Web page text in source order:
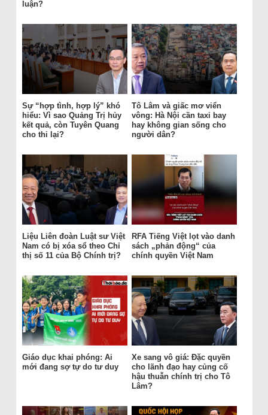
luận?
Sự “hợp tình, hợp lý” khó
hiểu: Vì sao Quảng Trị hủy
kết quả, còn Tuyên Quang
cho thi lại?
Tô Lâm và giấc mơ viển
vông: Hà Nội cần taxi bay
hay không gian sống cho
người dân?
Liệu Liên đoàn Luật sư Việt
Nam có bị xóa sổ theo Chỉ
thị số 11 của Bộ Chính trị?
RFA Tiếng Việt lọt vào danh
sách „phản động“ của
chính quyền Việt Nam
Giáo dục khai phóng: Ai
mới đang sợ tự do tư duy
Xe sang vô giá: Đặc quyền
cho lãnh đạo hay củng cố
hậu thuẫn chính trị cho Tô
Lâm?